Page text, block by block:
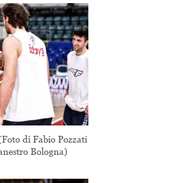
di Fabio Pozzati
Bologna)